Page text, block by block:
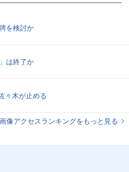
を検討か
は終了か
々木が止める
画像アクセスランキングをもっと見る